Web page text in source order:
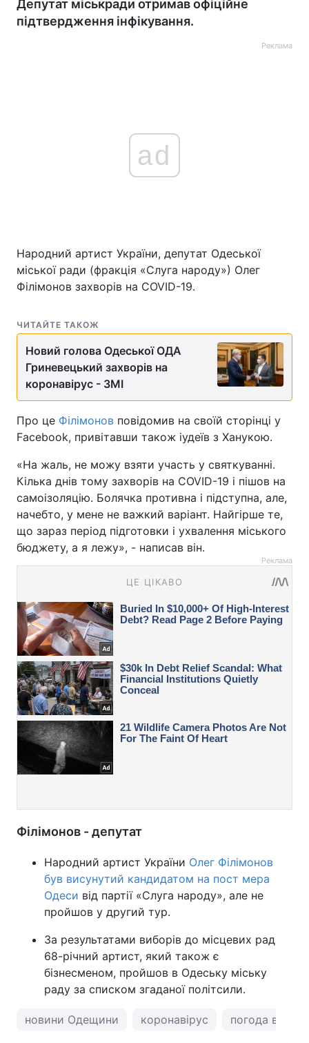
Депутат міськради отримав офіційне
підтвердження інфікування.
Реклама
ad
Народний артист України, депутат Одеської
міської ради (фракція «Слуга народу») Олег
Філімонов захворів на COVID-19.
ЧИТАЙТЕ ТАКОЖ
Новий голова Одеської ОДА
Гриневецький захворів на
коронавірус - ЗМІ
Про це Філімонов повідомив на своїй сторінці у
Facebook, привітавши також іудеїв з Ханукою.
«На жаль, не можу взяти участь у святкуванні.
Кілька днів тому захворів на COVID-19 і пішов на
самоізоляцію. Болячка противна і підступна, але,
начебто, у мене не важкий варіант. Найгірше те,
що зараз період підготовки і ухвалення міського
бюджету, а я лежу», - написав він.
Реклама
Філімонов - депутат
Народний артист України Олег Філімонов
був висунутий кандидатом на пост мера
Одеси від партії «Слуга народу», але не
пройшов у другий тур.
За результатами виборів до місцевих рад
68-річний артист, який також є
бізнесменом, пройшов в Одеську міську
раду за списком згаданої політсили.
новини Одещини коронавірус погода в